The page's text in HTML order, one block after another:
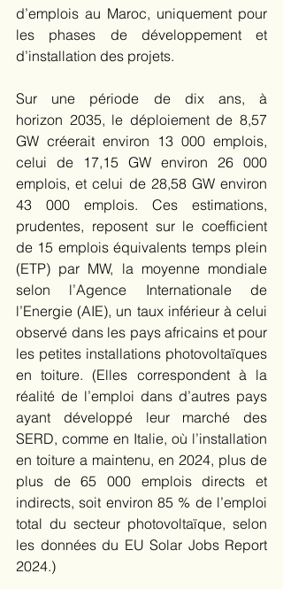
d’emplois au Maroc, uniquement pour
les phases de développement et
d’installation des projets.
Sur une période de dix ans, à
horizon 2035, le déploiement de 8,57
GW créerait environ 13 000 emplois,
celui de 17,15 GW environ 26 000
emplois, et celui de 28,58 GW environ
43 000 emplois. Ces estimations,
prudentes, reposent sur le coefficient
de 15 emplois équivalents temps plein
(ETP) par MW, la moyenne mondiale
selon l’Agence Internationale de
l’Energie (AIE), un taux inférieur à celui
observé dans les pays africains et pour
les petites installations photovoltaïques
en toiture. (Elles correspondent à la
réalité de l’emploi dans d’autres pays
ayant développé leur marché des
SERD, comme en Italie, où l’installation
en toiture a maintenu, en 2024, plus de
plus de 65 000 emplois directs et
indirects, soit environ 85 % de l’emploi
total du secteur photovoltaïque, selon
les données du EU Solar Jobs Report
2024.)